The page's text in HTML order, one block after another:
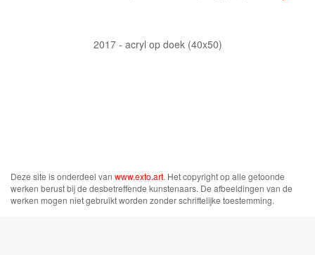
2017 - acryl op doek (40x50)
Deze site is onderdeel van www.exto.art. Het copyright op alle getoonde
werken berust bij de desbetreffende kunstenaars. De afbeeldingen van de
werken mogen niet gebruikt worden zonder schriftelijke toestemming.